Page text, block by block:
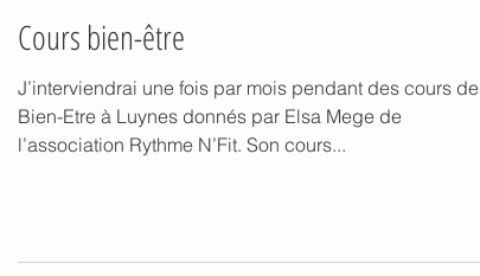
Cours bien-être
J’interviendrai une fois par mois pendant des cours de
Bien-Etre à Luynes donnés par Elsa Mege de
l’association Rythme N’Fit. Son cours...